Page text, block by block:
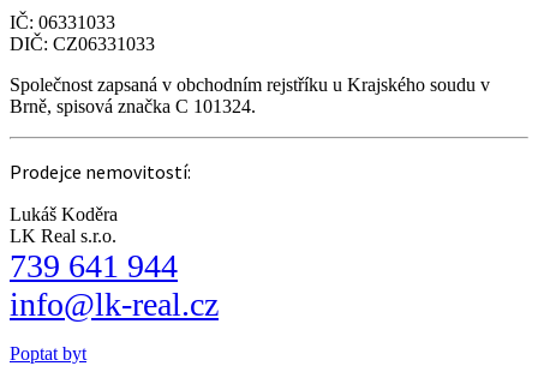
IČ: 06331033
DIČ: CZ06331033
Společnost zapsaná v obchodním rejstříku u Krajského soudu v
Brně, spisová značka C 101324.
Prodejce nemovitostí:
Lukáš Koděra
LK Real s.r.o.
739 641 944
info@lk-real.cz
Poptat byt